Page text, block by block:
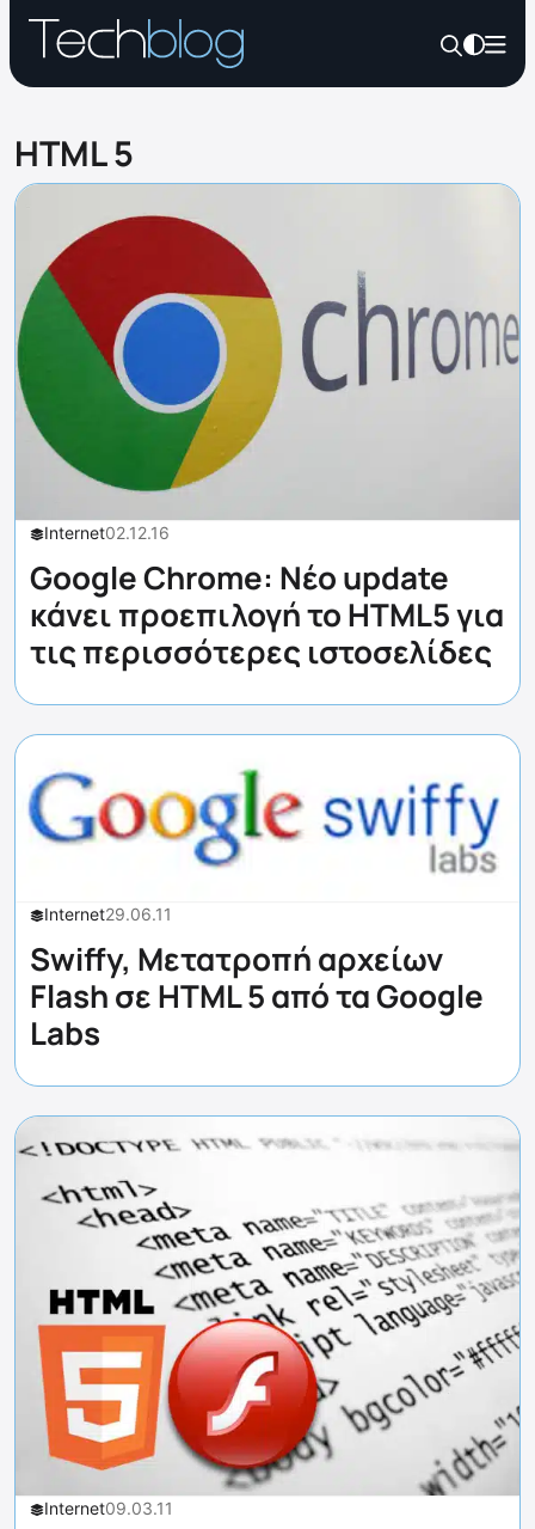
HTML 5
Internet02.12.16
Google Chrome: Nέο update
κάνει προεπιλογή το HTML5 για
τις περισσότερες ιστοσελίδες
Internet29.06.11
Swiffy, Μετατροπή αρχείων
Flash σε HTML 5 από τα Google
Labs
Internet09.03.11